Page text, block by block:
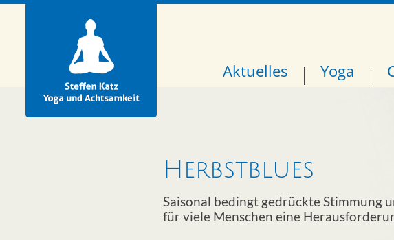
Aktuelles Yoga
Herbstblues
Saisonal bedingt gedrückte Stimmung
für viele Menschen eine